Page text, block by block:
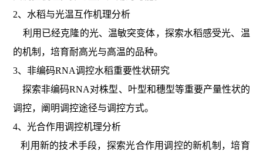
2、水稻与光温互作机理分析
利用已经克隆的光、温敏突变体，探索水稻感受光、温
的机制，培育耐高光与高温的品种。
3、非编码RNA调控水稻重要性状研究
探索非编码RNA对株型、叶型和穗型等重要产量性状的
调控，阐明调控途径与调控方式。
4、光合作用调控机理分析
利用新的技术手段，探索光合作用调控的新机制，培育